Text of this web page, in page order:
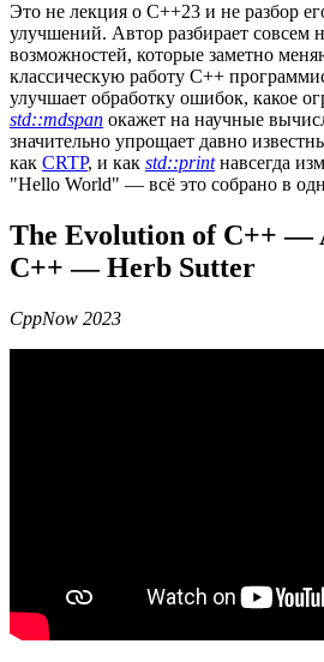
Это не лекция о C++23 и не разбор
улучшений. Автор разбирает совсем
возможностей, которые заметно
классическую работу С++
улучшает обработку ошибок, какое
std::mdspan окажет на научные
значительно упрощает давно
как CRTP, и как std::printнавсегда
"Hello World" — всё это собрано в
The Evolution of C++ —
C++ — Herb Sutter
CppNow 2023